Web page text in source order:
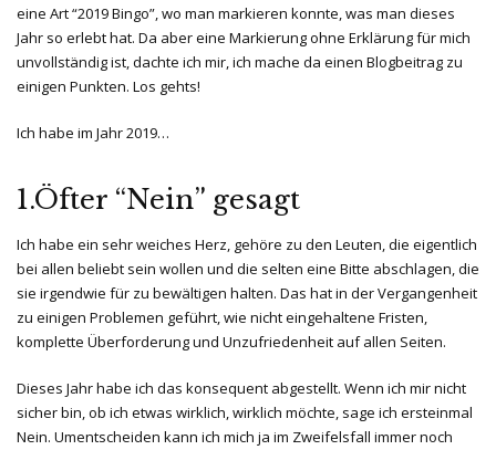
eine Art “2019 Bingo”, wo man markieren konnte, was man dieses
Jahr so erlebt hat. Da aber eine Markierung ohne Erklärung für mich
unvollständig ist, dachte ich mir, ich mache da einen Blogbeitrag zu
einigen Punkten. Los gehts!
Ich habe im Jahr 2019…
1.Öfter “Nein” gesagt
Ich habe ein sehr weiches Herz, gehöre zu den Leuten, die eigentlich
bei allen beliebt sein wollen und die selten eine Bitte abschlagen, die
sie irgendwie für zu bewältigen halten. Das hat in der Vergangenheit
zu einigen Problemen geführt, wie nicht eingehaltene Fristen,
komplette Überforderung und Unzufriedenheit auf allen Seiten.
Dieses Jahr habe ich das konsequent abgestellt. Wenn ich mir nicht
sicher bin, ob ich etwas wirklich, wirklich möchte, sage ich ersteinmal
Nein. Umentscheiden kann ich mich ja im Zweifelsfall immer noch